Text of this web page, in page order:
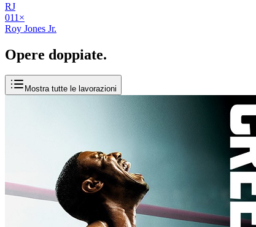
RJ
011 ×
Roy Jones Jr.
Opere doppiate.
Mostra tutte le lavorazioni